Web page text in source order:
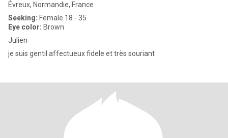
Évreux, Normandie, France
Seeking: Female 18 - 35
Eye color: Brown
Julien
je suis gentil affectueux fidele et très souriant